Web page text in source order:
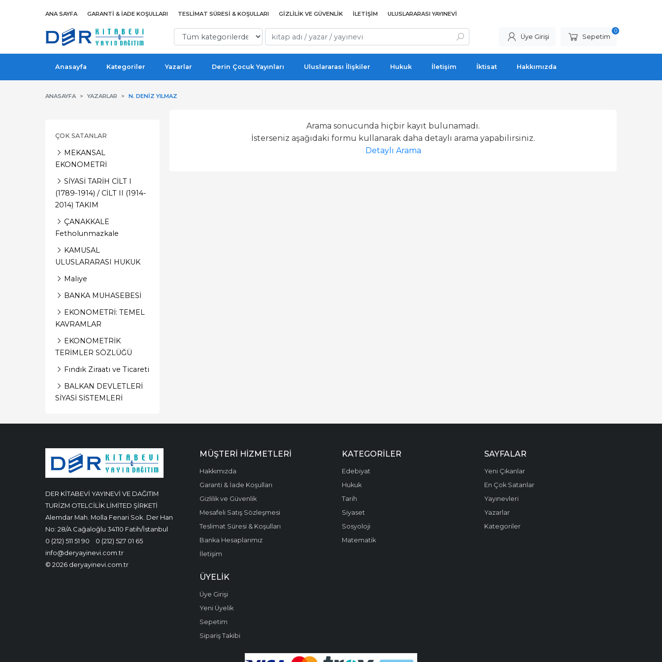
ANA SAYFA GARANTI & İADE KOŞULLARI TESLIMAT SÜRESI & KOŞULLARI GIZLILIK VE GÜVENLIK İLETIŞIM ULUSLARARASI YAYINEVI
Üye Girişi Sepetim
0
Anasayfa Kategoriler Yazarlar Derin Çocuk Yayınları Uluslararası İlişkiler Hukuk İletişim İktisat Hakkımızda
ANASAYFA YAZARLAR N. DENIZ YILMAZ
ÇOK SATANLAR
MEKANSAL
EKONOMETRİ
SİYASİ TARİH CİLT I
(1789-1914) / CİLT II (1914-
2014) TAKIM
ÇANAKKALE
Fetholunmazkale
KAMUSAL
ULUSLARARASI HUKUK
Maliye
BANKA MUHASEBESİ
EKONOMETRİ: TEMEL
KAVRAMLAR
EKONOMETRİK
TERİMLER SÖZLÜĞÜ
Fındık Ziraatı ve Ticareti
BALKAN DEVLETLERİ
SİYASİ SİSTEMLERİ
Arama sonucunda hiçbir kayıt bulunamadı.
İsterseniz aşağıdaki formu kullanarak daha detaylı arama yapabilirsiniz.
Detaylı Arama
DER KİTABEVİ YAYINEVİ VE DAĞITIM
TURİZM OTELCİLİK LİMİTED ŞİRKETİ
Alemdar Mah. Molla Fenari Sok. Der Han
No: 28/A Cağaloğlu 34110 Fatih/İstanbul
0 (212) 511 51 90
0 (212) 527 01 65
info@deryayinevi.com.tr
© 2026 deryayinevi.com.tr
MÜŞTERI HIZMETLERI
Hakkımızda
Garanti & İade Koşulları
Gizlilik ve Güvenlik
Mesafeli Satış Sözleşmesi
Teslimat Süresi & Koşulları
Banka Hesaplarımız
İletişim
KATEGORILER
Edebiyat
Hukuk
Tarih
Siyaset
Sosyoloji
Matematik
SAYFALAR
Yeni Çıkanlar
En Çok Satanlar
Yayınevleri
Yazarlar
Kategoriler
ÜYELIK
Üye Girişi
Yeni Üyelik
Sepetim
Sipariş Takibi